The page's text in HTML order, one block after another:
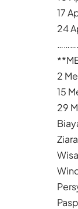
17
24
2
15
29